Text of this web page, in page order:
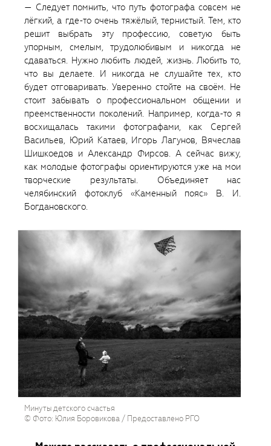
— Следует помнить, что путь фотографа совсем не
лёгкий, а где-то очень тяжёлый, тернистый. Тем, кто
решит выбрать эту профессию, советую быть
упорным, смелым, трудолюбивым и никогда не
сдаваться. Нужно любить людей, жизнь. Любить то,
что вы делаете. И никогда не слушайте тех, кто
будет отговаривать. Уверенно стойте на своём. Не
стоит забывать о профессиональном общении и
преемственности поколений. Например, когда-то я
восхищалась такими фотографами, как Сергей
Васильев, Юрий Катаев, Игорь Лагунов, Вячеслав
Шишкоедов и Александр Фирсов. А сейчас вижу,
как молодые фотографы ориентируются уже на мои
творческие результаты. Объединяет нас
челябинский фотоклуб «Каменный пояс» В. И.
Богдановского.
Минуты детского счастья
© Фото: Юлия Боровикова / Предоставлено РГО